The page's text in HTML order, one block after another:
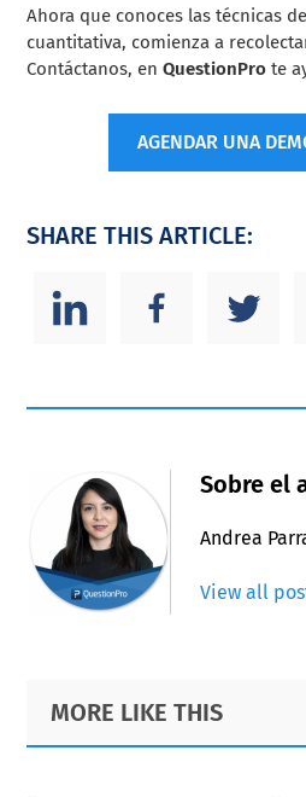
Ahora que conoces las técnicas
cuantitativa, comienza a
Contáctanos, enQuestionProte
AGENDAR UNA
SHARE THIS ARTICLE:
Sobre el
Andrea
View all
Primary
Sidebar
Footer
MORE LIKE THIS